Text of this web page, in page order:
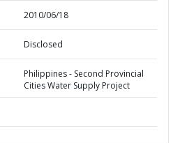
2010/06/18
Disclosed
Philippines - Second Provincial
Cities Water Supply Project